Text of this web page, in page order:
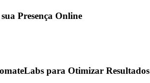
Presença Online
para Otimizar Resultados